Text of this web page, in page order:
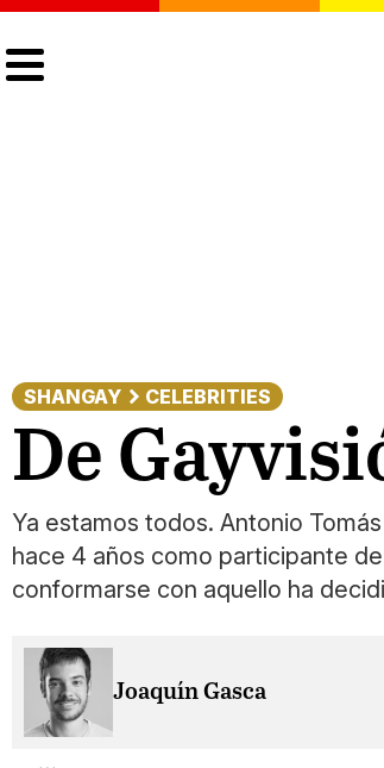
SHANGAY CELEBRITIES
De
Ya estamos todos. Antonio
hace 4 años como participante
conformarse con aquello ha
Joaquín Gasca